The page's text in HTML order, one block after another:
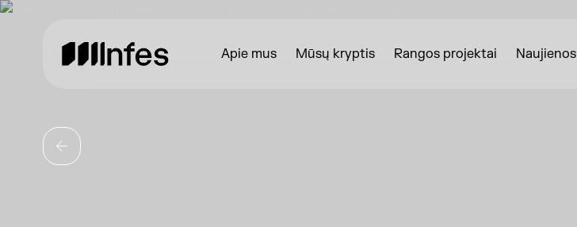
Apie mus Mūsų kryptis Rangos projektai Naujienos